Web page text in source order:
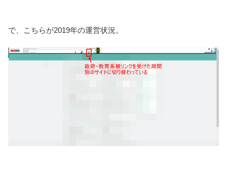
で、こちらが2019年の運営状況。